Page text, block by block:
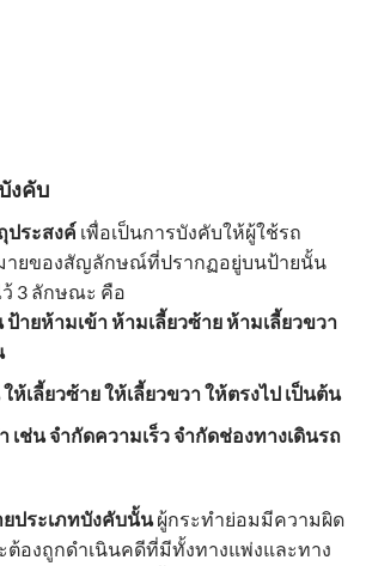
งคับ
ประสงค์ เพื่อเป็นการบังคับให้ผู้ใช้รถ
ายของสัญลักษณ์ที่ปรากฏอยู่บนป้ายนั้น
3 ลักษณะ คือ
ป้ายห้ามเข้า ห้ามเลี้ยวซ้าย ห้ามเลี้ยวขวา
ให้เลี้ยวซ้ายให้เลี้ยวขวาให้ตรงไปเป็นต้น
เช่นจำกัดความเร็วจำกัดช่องทางเดินรถ
ประเภทบังคับนั้นผู้กระทำย่อมมีความผิด
องถูกดำเนินคดีที่มีทั้งทางแพ่งและทาง